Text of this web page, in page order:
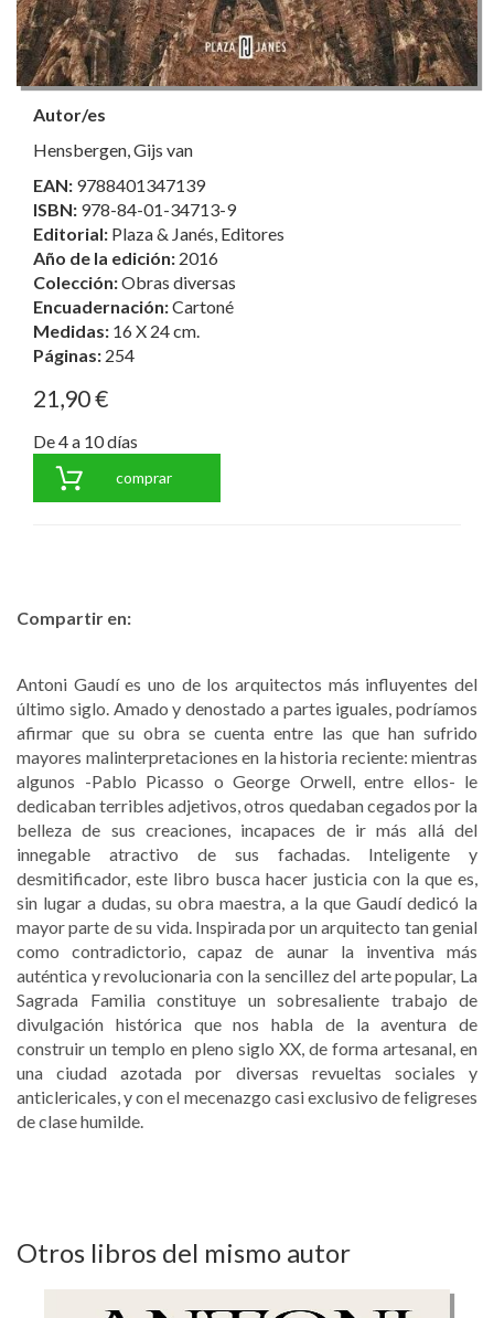
Autor/es
Hensbergen, Gijs van
EAN: 9788401347139
ISBN: 978-84-01-34713-9
Editorial: Plaza & Janés, Editores
Año de la edición: 2016
Colección:Obras diversas
Encuadernación:Cartoné
Medidas: 16 X 24 cm.
Páginas: 254
21,90 €
De 4 a 10 días
comprar
Compartir en:
Antoni Gaudí es uno de los arquitectos más influyentes del
último siglo. Amado y denostado a partes iguales, podríamos
afirmar que su obra se cuenta entre las que han sufrido
mayores malinterpretaciones en la historia reciente: mientras
algunos -Pablo Picasso o George Orwell, entre ellos- le
dedicaban terribles adjetivos, otros quedaban cegados por la
belleza de sus creaciones, incapaces de ir más allá del
innegable atractivo de sus fachadas. Inteligente y
desmitificador, este libro busca hacer justicia con la que es,
sin lugar a dudas, su obra maestra, a la que Gaudí dedicó la
mayor parte de su vida. Inspirada por un arquitecto tan genial
como contradictorio, capaz de aunar la inventiva más
auténtica y revolucionaria con la sencillez del arte popular, La
Sagrada Familia constituye un sobresaliente trabajo de
divulgación histórica que nos habla de la aventura de
construir un templo en pleno siglo XX, de forma artesanal, en
una ciudad azotada por diversas revueltas sociales y
anticlericales, y con el mecenazgo casi exclusivo de feligreses
de clase humilde.
Otros libros del mismo autor